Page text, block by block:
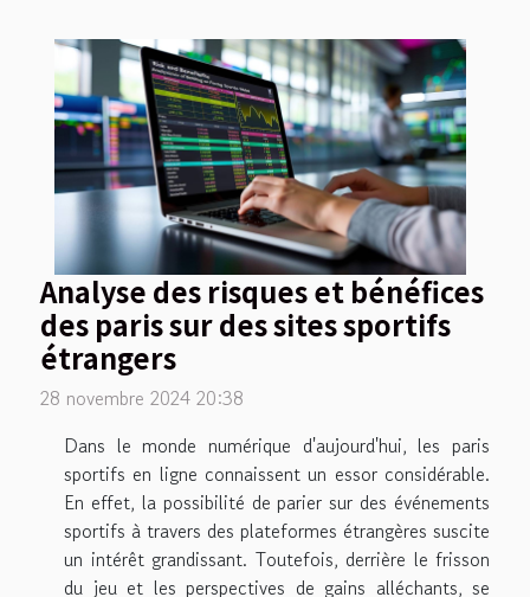
Analyse des risques et bénéfices
des paris sur des sites sportifs
étrangers
28 novembre 2024 20:38
Dans le monde numérique d'aujourd'hui, les paris
sportifs en ligne connaissent un essor considérable.
En effet, la possibilité de parier sur des événements
sportifs à travers des plateformes étrangères suscite
un intérêt grandissant. Toutefois, derrière le frisson
du jeu et les perspectives de gains alléchants, se